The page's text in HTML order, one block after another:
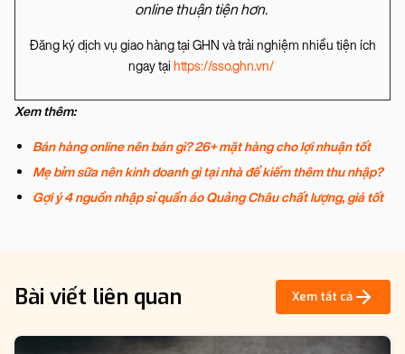
online thuận tiện hơn.
Đăng ký dịch vụ giao hàng tại GHN và trải nghiệm nhiều tiện ích
ngay tại https://sso.ghn.vn/
Xem thêm:
Bán hàng online nên bán gì? 26+ mặt hàng cho lợi nhuận tốt
Mẹ bỉm sữa nên kinh doanh gì tại nhà để kiếm thêm thu nhập?
Gợi ý 4 nguồn nhập sỉ quần áo Quảng Châu chất lượng, giá tốt
Bài viết liên quan Xem tất cả